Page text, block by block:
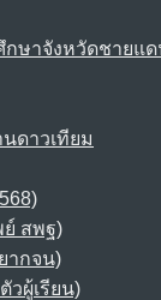
ษาจังหวัดชายแ
ดาวเทียม
ย์ สพฐ)
ากจน)
วผู้เรียน)